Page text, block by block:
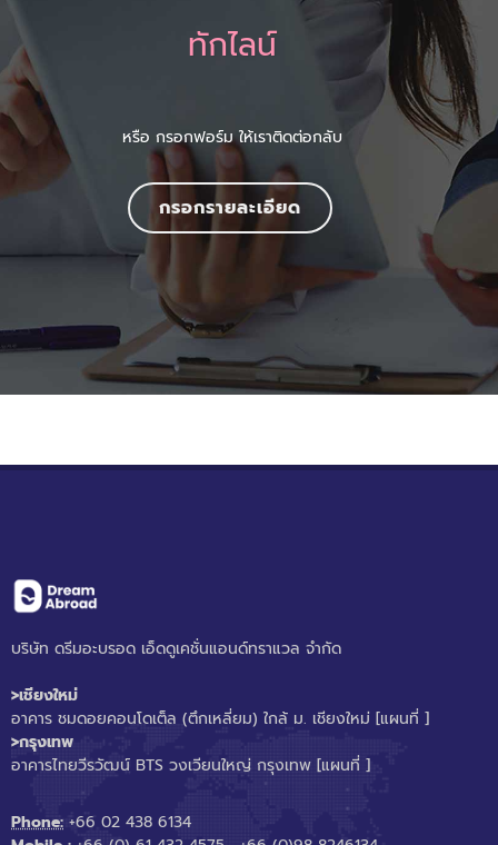
ทักไลน์
หรือ กรอกฟอร์ม ให้เราติดต่อกลับ
กรอกรายละเอียด
บริษัท ดรีมอะบรอด เอ็ดดูเคชั่นแอนด์ทราแวล จำกัด
>เชียงใหม่
อาคาร ชมดอยคอนโดเต็ล (ตึกเหลี่ยม) ใกล้ ม. เชียงใหม่ [แผนที่ ]
>กรุงเทพ
อาคารไทยวีรวัฒน์ BTS วงเวียนใหญ่ กรุงเทพ [แผนที่ ]
Phone: +66 02 438 6134